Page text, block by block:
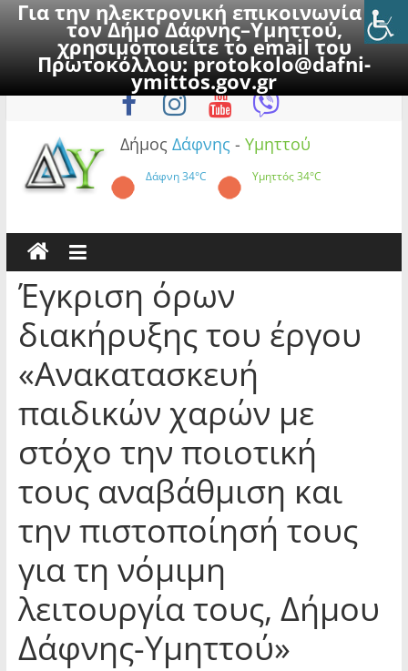
Για την ηλεκτρονική επικοινωνία με
τον Δήμο Δάφνης–Υμηττού,
χρησιμοποιείτε το email του
Πρωτοκόλλου:protokolo@dafni-
ymittos.gov.gr
to
Παρασκευή, 7 Αυγούστου 2026
Δήμος Δάφνης - Υμηττού
Δάφνη34°C Υμηττός34°C
Έγκριση όρων
διακήρυξης του έργου
«Ανακατασκευή
παιδικών χαρών με
στόχο την ποιοτική
τους αναβάθμιση και
την πιστοποίησή τους
για τη νόμιμη
λειτουργία τους, Δήμου
Δάφνης-Υμηττού»